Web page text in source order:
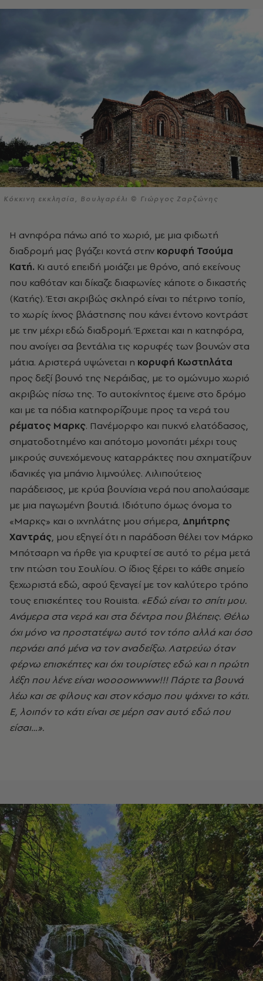
Κόκκινη εκκλησία, Βουλγαρέλι © Γιώργος Ζαρζώνης
Η ανηφόρα πάνω από το χωριό, με μια φιδωτή
διαδρομή μας βγάζει κοντά στην κορυφή Τσούμα
Κατή. Κι αυτό επειδή μοιάζει με θρόνο, από εκείνους
που καθόταν και δίκαζε διαφωνίες κάποτε ο δικαστής
(Κατής). Έτσι ακριβώς σκληρό είναι το πέτρινο τοπίο,
το χωρίς ίχνος βλάστησης που κάνει έντονο κοντράστ
με την μέχρι εδώ διαδρομή. Έρχεται και η κατηφόρα,
που ανοίγει σα βεντάλια τις κορυφές των βουνών στα
μάτια. Αριστερά υψώνεται η κορυφή Κωστηλάτα
προς δεξί βουνό της Νεράιδας, με το ομώνυμο χωριό
ακριβώς πίσω της. Το αυτοκίνητος έμεινε στο δρόμο
και με τα πόδια κατηφορίζουμε προς τα νερά του
ρέματος Μαρκς. Πανέμορφο και πυκνό ελατόδασος,
σηματοδοτημένο και απότομο μονοπάτι μέχρι τους
μικρούς συνεχόμενους καταρράκτες που σχηματίζουν
ιδανικές για μπάνιο λιμνούλες. Λιλιπούτειος
παράδεισος, με κρύα βουνίσια νερά που απολαύσαμε
με μια παγωμένη βουτιά. Ιδιότυπο όμως όνομα το
«Μαρκς» και ο ιχνηλάτης μου σήμερα, Δημήτρης
Χαντράς, μου εξηγεί ότι η παράδοση θέλει τον Μάρκο
Μπότσαρη να ήρθε για κρυφτεί σε αυτό το ρέμα μετά
την πτώση του Σουλίου. Ο ίδιος ξέρει το κάθε σημείο
ξεχωριστά εδώ, αφού ξεναγεί με τον καλύτερο τρόπο
τους επισκέπτες του Rouista. «Εδώ είναι το σπίτι μου.
Ανάμερα στα νερά και στα δέντρα που βλέπεις. Θέλω
όχι μόνο να προστατέψω αυτό τον τόπο αλλά και όσο
περνάει από μένα να τον αναδείξω. Λατρεύω όταν
φέρνω επισκέπτες και όχι τουρίστες εδώ και η πρώτη
λέξη που λένε είναι woooowwww!!! Πάρτε τα βουνά
λέω και σε φίλους και στον κόσμο που ψάχνει το κάτι.
Ε, λοιπόν το κάτι είναι σε μέρη σαν αυτό εδώ που
είσαι…».